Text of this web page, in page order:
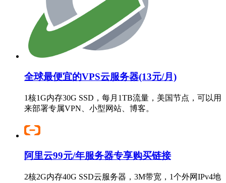
全球最便宜的VPS云服务器(13元/月)
1核1G内存30G SSD，每月1TB流量，美国节点，可以用
来部署专属VPN、小型网站、博客。
阿里云99元/年服务器专享购买链接
2核2G内存40G SSD云服务器，3M带宽，1个外网IPv4地